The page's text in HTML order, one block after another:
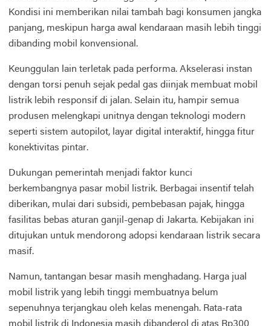
Kondisi ini memberikan nilai tambah bagi konsumen jangka
panjang, meskipun harga awal kendaraan masih lebih tinggi
dibanding mobil konvensional.
Keunggulan lain terletak pada performa. Akselerasi instan
dengan torsi penuh sejak pedal gas diinjak membuat mobil
listrik lebih responsif di jalan. Selain itu, hampir semua
produsen melengkapi unitnya dengan teknologi modern
seperti sistem autopilot, layar digital interaktif, hingga fitur
konektivitas pintar.
Dukungan pemerintah menjadi faktor kunci
berkembangnya pasar mobil listrik. Berbagai insentif telah
diberikan, mulai dari subsidi, pembebasan pajak, hingga
fasilitas bebas aturan ganjil-genap di Jakarta. Kebijakan ini
ditujukan untuk mendorong adopsi kendaraan listrik secara
masif.
Namun, tantangan besar masih menghadang. Harga jual
mobil listrik yang lebih tinggi membuatnya belum
sepenuhnya terjangkau oleh kelas menengah. Rata-rata
mobil listrik di Indonesia masih dibanderol di atas Rp300